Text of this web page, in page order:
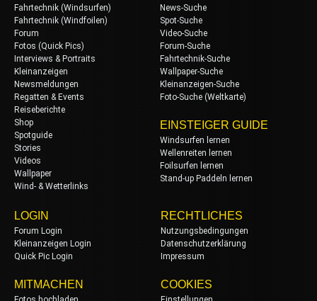
Fahrtechnik (Windsurfen)
Fahrtechnik (Windfoilen)
Forum
Fotos (Quick Pics)
Interviews & Portraits
Kleinanzeigen
Newsmeldungen
Regatten & Events
Reiseberichte
Shop
Spotguide
Stories
Videos
Wallpaper
Wind- & Wetterlinks
News-Suche
Spot-Suche
Video-Suche
Forum-Suche
Fahrtechnik-Suche
Wallpaper-Suche
Kleinanzeigen-Suche
Foto-Suche (Weltkarte)
EINSTEIGER GUIDE
Windsurfen lernen
Wellenreiten lernen
Foilsurfen lernen
Stand-up Paddeln lernen
LOGIN
Forum Login
Kleinanzeigen Login
Quick Pic Login
MITMACHEN
RECHTLICHES
Nutzungsbedingungen
Datenschutzerklärung
Impressum
COOKIES